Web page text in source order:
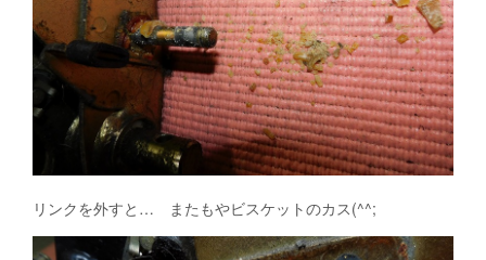
リンクを外すと… またもやビスケットのカス(^^;